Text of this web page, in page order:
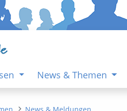
News & Themen
News & Meldungen